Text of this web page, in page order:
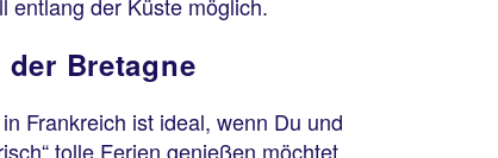
Bretagne
Frankreich ist ideal, wenn Du und
tolle Ferien genießen möchtet.